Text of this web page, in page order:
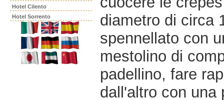
Hotel Cilento
Hotel Sorrento
diametro di circa
spennellato con
mestolino di
padellino, fare
dall'altro con una